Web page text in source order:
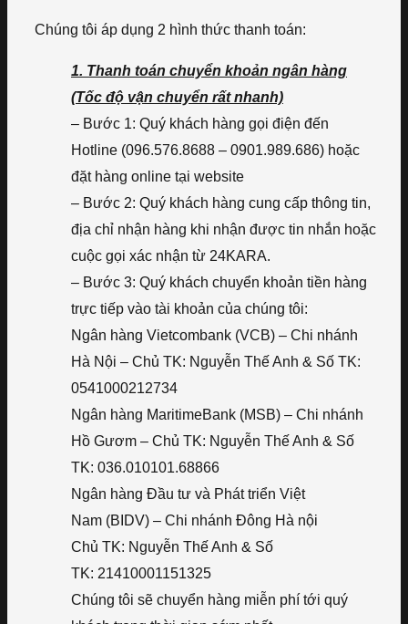
Chúng tôi áp dụng 2 hình thức thanh toán:
1. Thanh toán chuyển khoản ngân hàng
(Tốc độ vận chuyển rất nhanh)
– Bước 1: Quý khách hàng gọi điện đến
Hotline (096.576.8688 – 0901.989.686) hoặc
đặt hàng online tại website
– Bước 2: Quý khách hàng cung cấp thông tin,
địa chỉ nhận hàng khi nhận được tin nhắn hoặc
cuộc gọi xác nhận từ 24KARA.
– Bước 3: Quý khách chuyển khoản tiền hàng
trực tiếp vào tài khoản của chúng tôi:
Ngân hàng Vietcombank (VCB) – Chi nhánh
Hà Nội – Chủ TK: Nguyễn Thế Anh & Số TK:
0541000212734
Ngân hàng MaritimeBank (MSB) – Chi nhánh
Hồ Gươm – Chủ TK: Nguyễn Thế Anh & Số
TK: 036.010101.68866
Ngân hàng Đầu tư và Phát triển Việt
Nam (BIDV) – Chi nhánh Đông Hà nội
Chủ TK: Nguyễn Thế Anh & Số
TK: 21410001151325
Chúng tôi sẽ chuyển hàng miễn phí tới quý